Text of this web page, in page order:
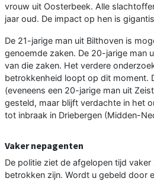
vrouw uit Oosterbeek. Alle
jaar oud. De impact op hen is
De 21-jarige man uit Bilthoven is
genoemde zaken. De 20-jarige man
van die zaken. Het verdere
betrokkenheid loopt op dit moment.
(eveneens een 20-jarige man uit
gesteld, maar blijft verdachte in het
tot inbraak in Driebergen (Midden-
Vaker nepagenten
De politie ziet de afgelopen tijd
betrokken zijn. Wordt u gebeld door